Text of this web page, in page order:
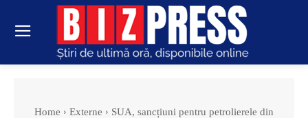
Home Externe
SUA, sancțiuni pentru petrolierele din